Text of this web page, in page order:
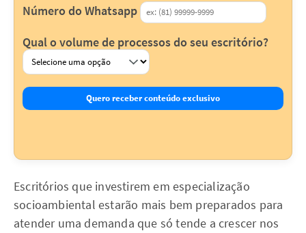
Número do Whatsapp
Qual o volume de processos do seu escritório?
Quero receber conteúdo exclusivo
Escritórios que investirem em especialização
socioambiental estarão mais bem preparados para
atender uma demanda que só tende a crescer nos